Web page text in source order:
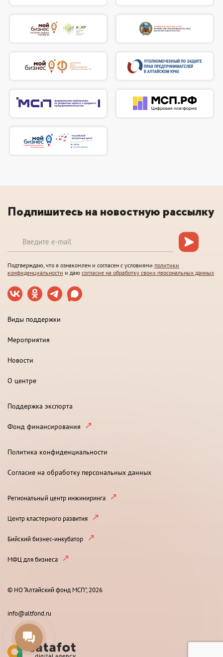
Подпишитесь на новостную рассылку
Подтверждаю, что я ознакомлен и согласен с условиями политики
конфиденциальности и даю согласие на обработку своих персональных данных
Виды поддержки
Мероприятия
Новости
О центре
Поддержка экспорта
Фонд финансирования
Политика конфиденциальности
Согласие на обработку персональных данных
Региональный центр инжиниринга
Центр кластерного развития
Бийский бизнес-инкубатор
МФЦ для бизнеса
© НО “Алтайский фонд МСП”, 2026
info@altfond.ru